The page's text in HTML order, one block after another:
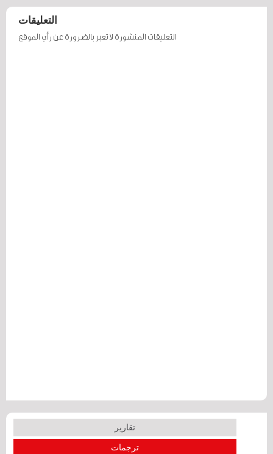
التعليقات
التعليقات المنشورة لا تعبر بالضرورة عن رأي الموقع
تقارير
ترجمات